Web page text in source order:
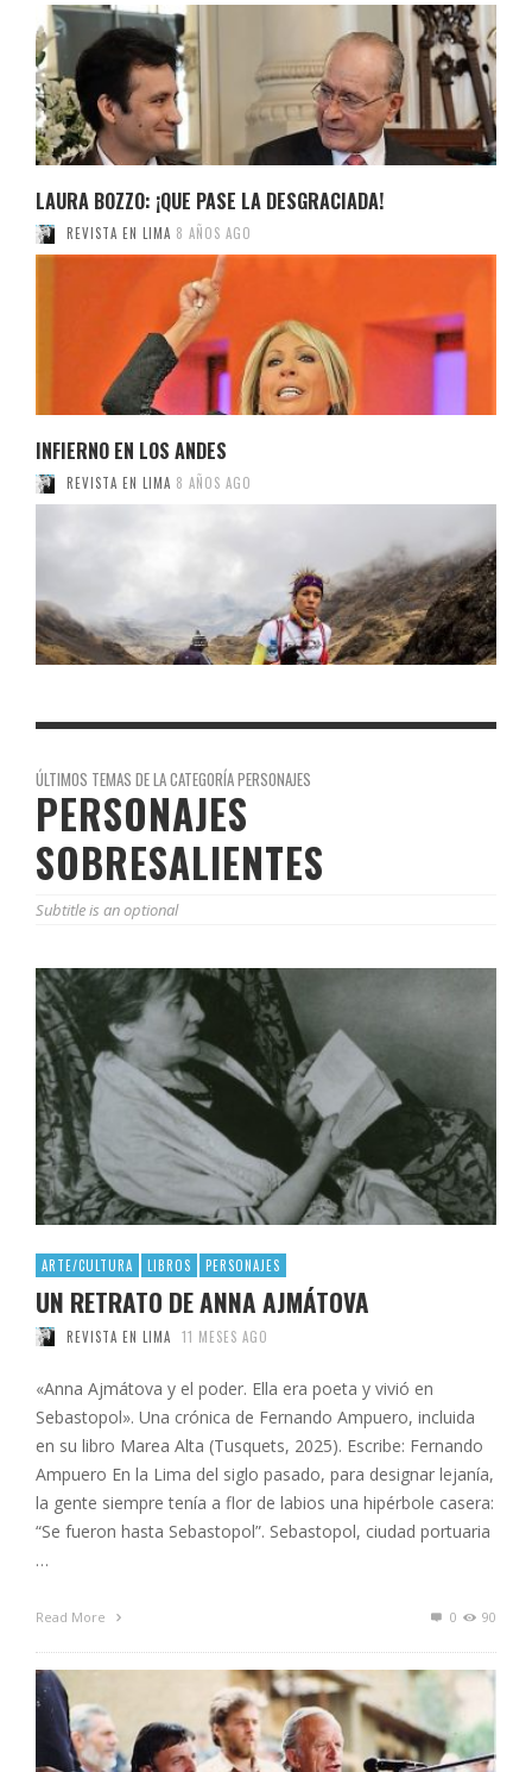
LAURA BOZZO: ¡QUE PASE LA DESGRACIADA!
REVISTA EN LIMA 8 AÑOS AGO
INFIERNO EN LOS ANDES
REVISTA EN LIMA 8 AÑOS AGO
ÚLTIMOS TEMAS DE LA CATEGORÍA PERSONAJES
PERSONAJES
SOBRESALIENTES
Subtitle is an optional
ARTE/CULTURA LIBROS PERSONAJES
UN RETRATO DE ANNA AJMÁTOVA
REVISTA EN LIMA 11 MESES AGO
«Anna Ajmátova y el poder. Ella era poeta y vivió en
Sebastopol». Una crónica de Fernando Ampuero, incluida
en su libro Marea Alta (Tusquets, 2025). Escribe: Fernando
Ampuero En la Lima del siglo pasado, para designar lejanía,
la gente siempre tenía a flor de labios una hipérbole casera:
“Se fueron hasta Sebastopol”. Sebastopol, ciudad portuaria
…
Read More 0 90